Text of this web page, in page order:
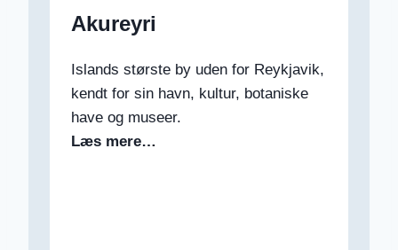
Akureyri
Islands største by uden for Reykjavik,
kendt for sin havn, kultur, botaniske
have og museer.
Læs mere…